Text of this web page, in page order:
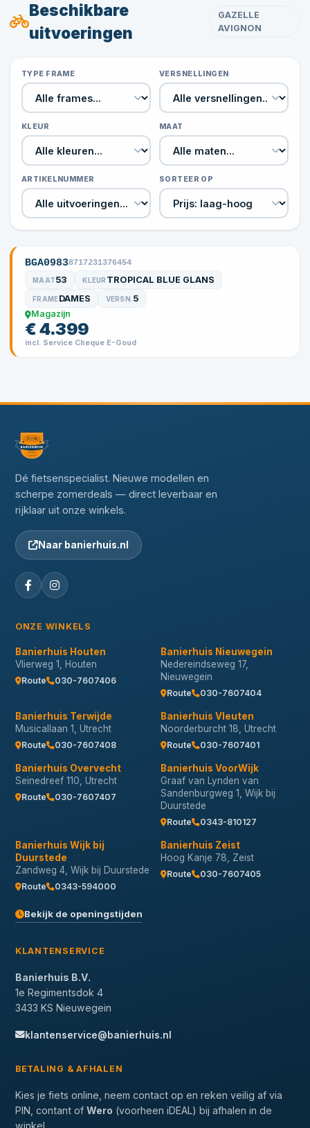
Beschikbare
uitvoeringen
GAZELLE
AVIGNON
TYPE FRAME VERSNELLINGEN
KLEUR MAAT
ARTIKELNUMMER SORTEER OP
BGA09838717231376454
MAAT53 KLEUR TROPICAL BLUE GLANS
FRAMEDAMES VERSN. 5
Magazijn
€ 4.399
incl. Service Cheque E-Goud
Dé fietsenspecialist. Nieuwe modellen en
scherpe zomerdeals — direct leverbaar en
rijklaar uit onze winkels.
Naar banierhuis.nl
ONZE WINKELS
Banierhuis Houten
Vlierweg 1, Houten
Route 030-7607406
Banierhuis Nieuwegein
Nedereindseweg 17,
Nieuwegein
Route 030-7607404
Banierhuis Terwijde
Musicallaan 1, Utrecht
Route 030-7607408
Banierhuis Vleuten
Noorderburcht 18, Utrecht
Route 030-7607401
Banierhuis Overvecht
Seinedreef 110, Utrecht
Route 030-7607407
Banierhuis VoorWijk
Graaf van Lynden van
Sandenburgweg 1, Wijk bij
Duurstede
Route 0343-810127
Banierhuis Wijk bij
Duurstede
Zandweg 4, Wijk bij Duurstede
Route 0343-594000
Banierhuis Zeist
Hoog Kanje 78, Zeist
Route 030-7607405
Bekijk de openingstijden
KLANTENSERVICE
Banierhuis B.V.
1e Regimentsdok 4
3433 KS Nieuwegein
klantenservice@banierhuis.nl
BETALING & AFHALEN
Kies je fiets online, neem contact op en reken veilig af via
PIN, contant of Wero (voorheen iDEAL) bij afhalen in de
winkel.